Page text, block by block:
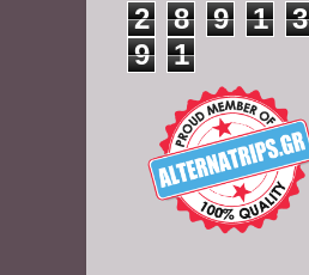
2 8 9 1
3
9
1